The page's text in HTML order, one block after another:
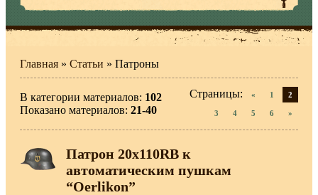
Главная » Статьи » Патроны
В категории материалов: 102
Показано материалов: 21-40
Страницы: « 1 2
3 4 5 6 »
Патрон 20х110RB к
автоматическим пушкам
“Oerlikon”